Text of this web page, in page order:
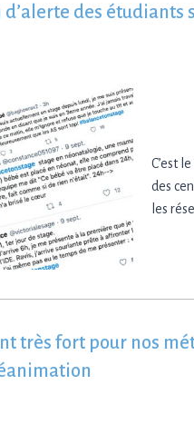
des étudiants
C’est
des
les
très fort pour nos